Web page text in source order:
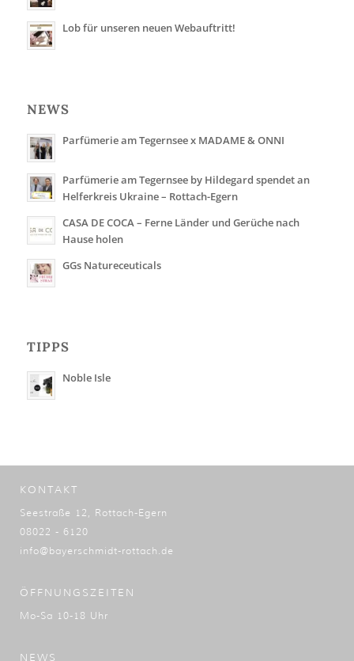
Lob für unseren neuen Webauftritt!
NEWS
Parfümerie am Tegernsee x MADAME & ONNI
Parfümerie am Tegernsee by Hildegard spendet an
Helferkreis Ukraine – Rottach-Egern
CASA DE COCA – Ferne Länder und Gerüche nach
Hause holen
GGs Natureceuticals
TIPPS
Noble Isle
KONTAKT
Seestraße 12, Rottach-Egern
08022 - 6120
info@bayerschmidt-rottach.de
ÖFFNUNGSZEITEN
Mo-Sa 10-18 Uhr
NEWS